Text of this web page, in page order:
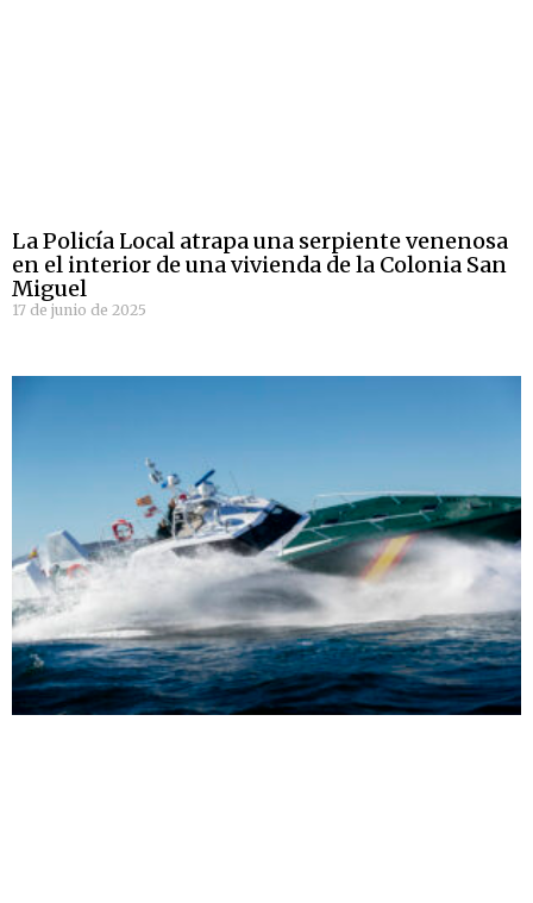
La Policía Local atrapa una serpiente venenosa
en el interior de una vivienda de la Colonia San
Miguel
17 de junio de 2025